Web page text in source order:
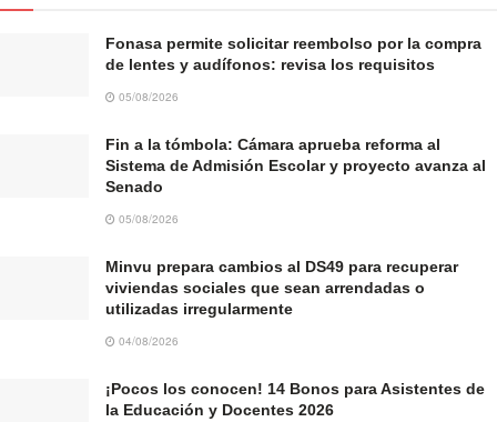
Fonasa permite solicitar reembolso por la compra
de lentes y audífonos: revisa los requisitos
05/08/2026
Fin a la tómbola: Cámara aprueba reforma al
Sistema de Admisión Escolar y proyecto avanza al
Senado
05/08/2026
Minvu prepara cambios al DS49 para recuperar
viviendas sociales que sean arrendadas o
utilizadas irregularmente
04/08/2026
¡Pocos los conocen! 14 Bonos para Asistentes de
la Educación y Docentes 2026